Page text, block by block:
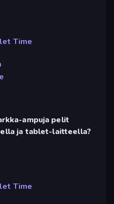
Time
ampuja pelit
ja tablet-laitteella?
Time